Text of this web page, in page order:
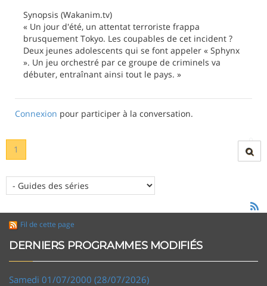
Synopsis (Wakanim.tv)
« Un jour d'été, un attentat terroriste frappa
brusquement Tokyo. Les coupables de cet incident ?
Deux jeunes adolescents qui se font appeler « Sphynx
». Un jeu orchestré par ce groupe de criminels va
débuter, entraînant ainsi tout le pays. »
Connexion pour participer à la conversation.
1
Fil de cette page
DERNIERS PROGRAMMES MODIFIÉS
Samedi 01/07/2000 (28/07/2026)